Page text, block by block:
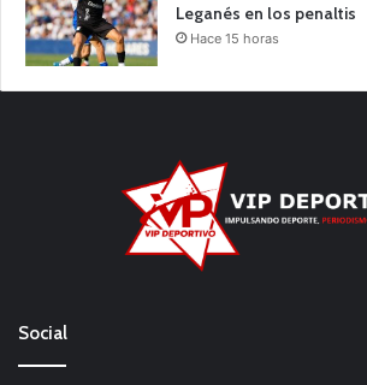
Leganés en los penaltis
Hace 15 horas
Social